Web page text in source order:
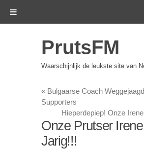
PrutsFM
Waarschijnlijk de leukste site van
« Bulgaarse Coach
Supporters
Hieperdepiep! Onze
Onze Prutser
Jarig!!!